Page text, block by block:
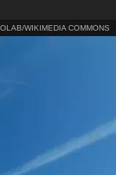
WIKIMEDIA COMMONS